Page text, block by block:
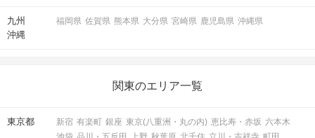
スタッフがお席までご案内します！
〒160-0023
九州
沖縄
福岡県 佐賀県 熊本県 大分県 宮崎県 鹿児島県 沖縄県
関東のエリア一覧
東京都 新宿 有楽町 銀座 東京(八重洲・丸の内) 恵比寿・赤坂 六本木